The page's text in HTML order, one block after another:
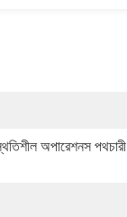
অপারেশনস পথচারী